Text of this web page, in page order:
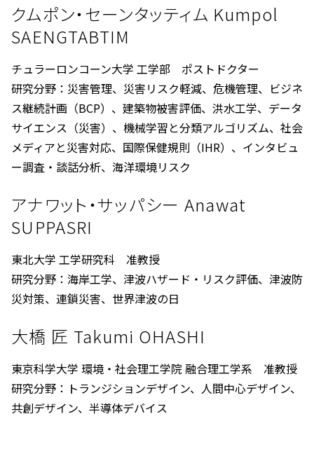
クムポン・セーンタッティム Kumpol
SAENGTABTIM
チュラーロンコーン大学 工学部 ポストドクター
研究分野：災害管理、災害リスク軽減、危機管理、ビジネ
ス継続計画（BCP）、建築物被害評価、洪水工学、データ
サイエンス（災害）、機械学習と分類アルゴリズム、社会
メディアと災害対応、国際保健規則（IHR）、インタビュ
ー調査・談話分析、海洋環境リスク
アナワット・サッパシー Anawat
SUPPASRI
東北大学 工学研究科 准教授
研究分野：海岸工学、津波ハザード・リスク評価、津波防
災対策、連鎖災害、世界津波の日
大橋 匠 Takumi OHASHI
東京科学大学 環境・社会理工学院 融合理工学系 准教授
研究分野：トランジションデザイン、人間中心デザイン、
共創デザイン、半導体デバイス